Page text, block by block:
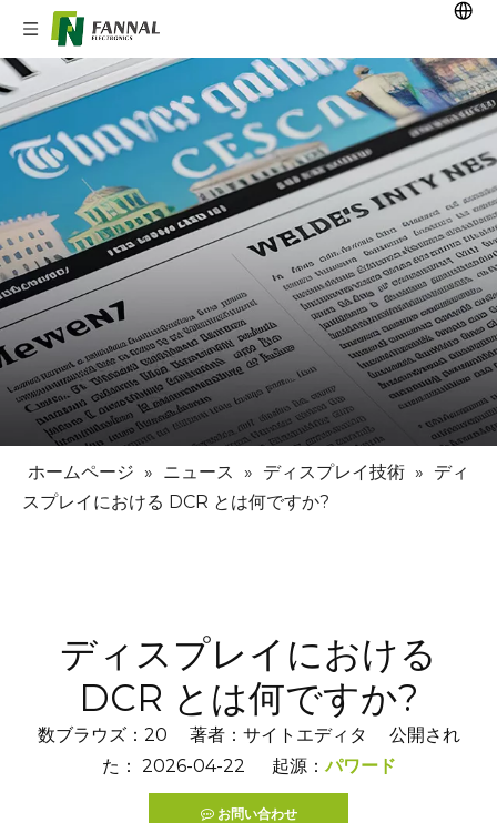
ホームページ » ニュース » ディスプレイ技術 » ディ
スプレイにおける DCR とは何ですか?
ディスプレイにおける
DCR とは何ですか?
数ブラウズ： 20 著者：サイトエディタ 公開され
た： 2026-04-22 起源：パワード
お問い合わせ